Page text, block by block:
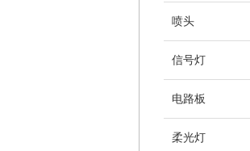
喷头
信号灯
电路板
柔光灯